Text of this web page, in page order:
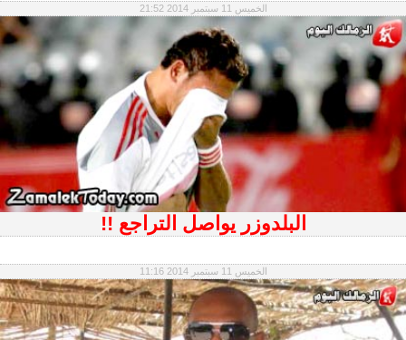
الخميس 11 سبتمبر 2014 21:52
البلدوزر يواصل التراجع !!
الخميس 11 سبتمبر 2014 11:16